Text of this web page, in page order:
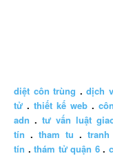
diệt côn trùng .dịch
tử . thiết kế web .
adn .tư vấn luật
tín . tham tu .
tín .thám tử quận 6.